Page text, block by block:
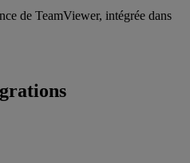
de TeamViewer, intégrée dans